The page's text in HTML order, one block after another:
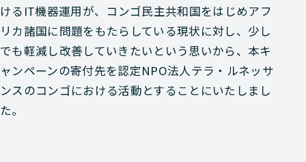
けるIT機器運用が、コンゴ民主共和国をはじめアフ
リカ諸国に問題をもたらしている現状に対し、少し
でも軽減し改善していきたいという思いから、本キ
ャンペーンの寄付先を認定NPO法人テラ・ルネッサ
ンスのコンゴにおける活動とすることにいたしまし
た。